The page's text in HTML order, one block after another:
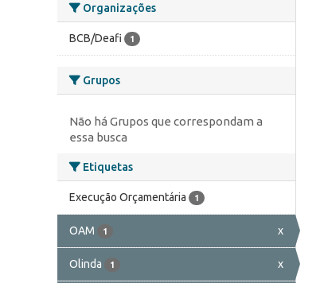
Organizações
BCB/Deafi 1
Grupos
Não há Grupos que correspondam a
essa busca
Etiquetas
Execução Orçamentária 1
OAM 1 x
Olinda 1 x